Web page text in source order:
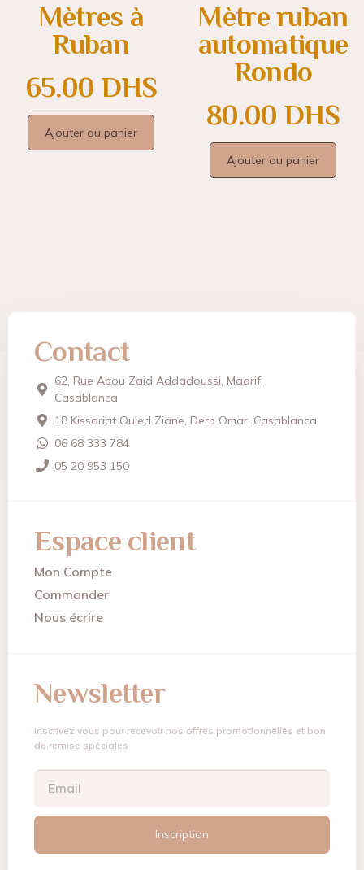
Mètres à
Ruban
65.00 DHS
Ajouter au panier
Mètre ruban
automatique
Rondo
80.00 DHS
Ajouter au panier
Contact
62, Rue Abou Zaid Addadoussi, Maarif,
Casablanca
18 Kissariat Ouled Ziane, Derb Omar, Casablanca
06 68 333 784
05 20 953 150
Espace client
Mon Compte
Commander
Nous écrire
Newsletter
Inscrivez vous pour recevoir nos offres promotionnelles et bon
de remise spéciales
Inscription